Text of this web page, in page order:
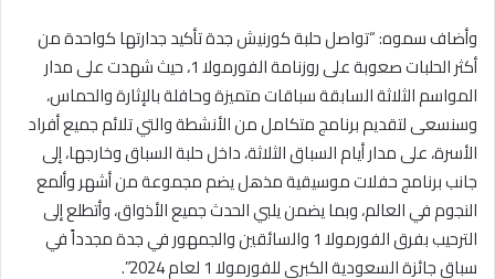
وأضاف سموه: “تواصل حلبة كورنيش جدة تأكيد جدارتها كواحدة من
أكثر الحلبات صعوبة على روزنامة الفورمولا 1، حيث شهدت على مدار
المواسم الثلاثة السابقة سباقات متميزة وحافلة بالإثارة والحماس،
وسنسعى لتقديم برنامج متكامل من الأنشطة والتي تلائم جميع أفراد
الأسرة، على مدار أيام السباق الثلاثة، داخل حلبة السباق وخارجها، إلى
جانب برنامج حفلات موسيقية مذهل يضم مجموعة من أشهر وألمع
النجوم في العالم، وبما يضمن يلبي الحدث جميع الأذواق، وأتطلع إلى
الترحيب بفرق الفورمولا 1 والسائقين والجمهور في جدة مجدداً في
سباق جائزة السعودية الكبرى للفورمولا 1 لعام 2024”.